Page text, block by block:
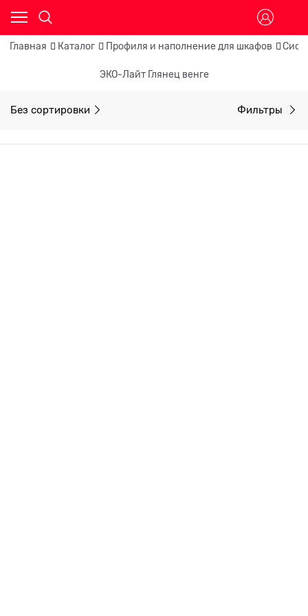
Главная Каталог Профиля и наполнение для шкафов
ЭКО-Лайт Глянец венге
Без сортировки Фильтры